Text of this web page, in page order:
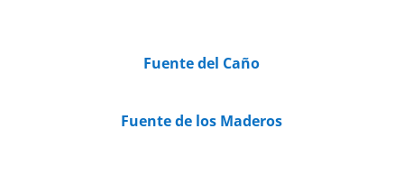
Fuente del Caño
Fuente de los Maderos